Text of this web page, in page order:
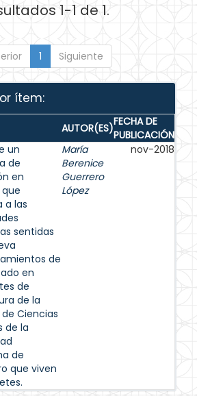
1-1 de 1.
1 Siguiente
ítem:
AUTOR(ES)FECHA DE
PUBLICACIÓN
un
de
en
a las
sentidas
de
en
de
de la
Ciencias
de la
de
que viven
María
Berenice
Guerrero
López
nov-2018